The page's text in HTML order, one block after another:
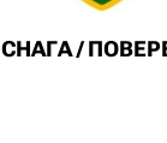
СНАГА /